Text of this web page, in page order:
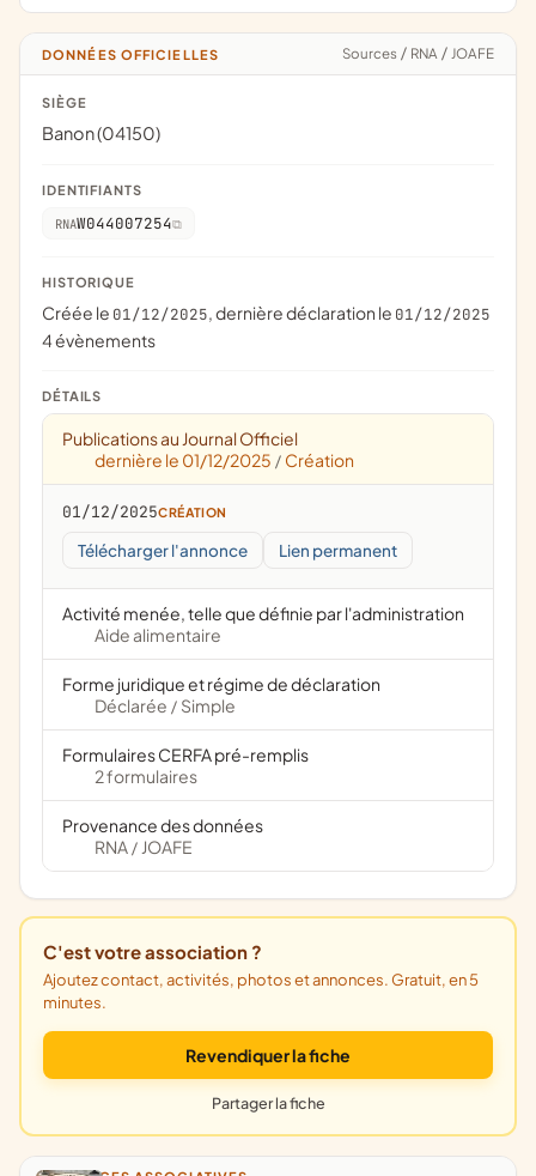
DONNÉES OFFICIELLES Sources / RNA / JOAFE
SIÈGE
Banon (04150)
IDENTIFIANTS
RNAW044007254
HISTORIQUE
Créée le 01/12/2025, dernière déclaration le 01/12/2025
4 évènements
DÉTAILS
Publications au Journal Officiel
dernière le 01/12/2025 / Création
01/12/2025CRÉATION
Télécharger l'annonce Lien permanent
Activité menée, telle que définie par l'administration
Aide alimentaire
Forme juridique et régime de déclaration
Déclarée / Simple
Formulaires CERFA pré-remplis
2 formulaires
Provenance des données
RNA / JOAFE
C'est votre association ?
Ajoutez contact, activités, photos et annonces. Gratuit, en 5
minutes.
Revendiquer la fiche
Partager la fiche